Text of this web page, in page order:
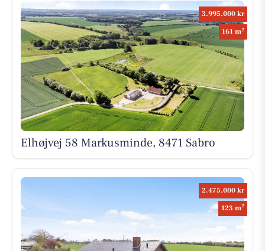
3.995.000 kr
161 m2
Elhøjvej 58 Markusminde, 8471 Sabro
2.475.000 kr
123 m2